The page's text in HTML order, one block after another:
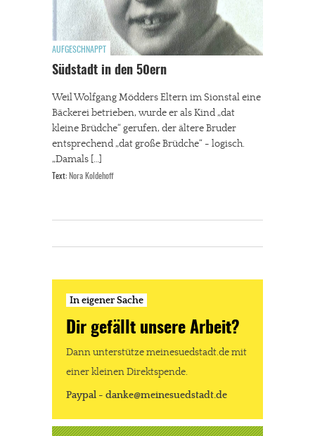
AUFGESCHNAPPT
Südstadt in den 50ern
Weil Wolfgang Mödders Eltern im Sionstal eine
Bäckerei betrieben, wurde er als Kind „dat
kleine Brüdche“ gerufen, der ältere Bruder
entsprechend „dat große Brüdche“ - logisch.
„Damals […]
Text: Nora Koldehoff
In eigener Sache
Dir gefällt unsere Arbeit?
Dann unterstütze meinesuedstadt.de mit
einer kleinen Direktspende.
Paypal - danke@meinesuedstadt.de